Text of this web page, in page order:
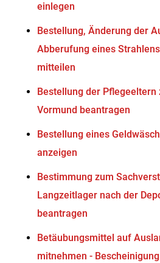
einlegen
Bestellung, Änderung der
Abberufung eines
mitteilen
Bestellung der Pflegeeltern
Vormund beantragen
Bestellung eines
anzeigen
Bestimmung zum
Langzeitlager nach der
beantragen
Betäubungsmittel auf
mitnehmen -